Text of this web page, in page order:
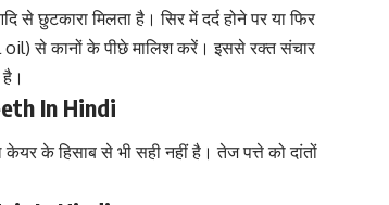
से छुटकारा मिलता है। सिर में दर्द होने पर या फिर
oil) से कानों के पीछे मालिश करें। इससे रक्त संचार
In Hindi
के हिसाब से भी सही नहीं है। तेज पत्ते को दांतों